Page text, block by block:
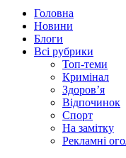
Головна
Новини
Блоги
Всі рубрики
Топ-теми
Кримінал
Здоров’я
Відпочинок
Спорт
На замітку
Рекламні